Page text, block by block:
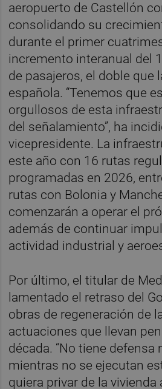
aeropuerto de Castellón
consolidando su
durante el primer
incremento interanual del
de pasajeros, el doble que
española. “Tenemos que
orgullosos de esta
del señalamiento”, ha
vicepresidente. La
este año con 16 rutas
programadas en 2026,
rutas con Bolonia y
comenzarán a operar el
además de continuar
actividad industrial y
Por último, el titular de
lamentado el retraso del
obras de regeneración de
actuaciones que llevan
década. “No tiene defensa
mientras no se ejecutan
quiera privar de la vivienda